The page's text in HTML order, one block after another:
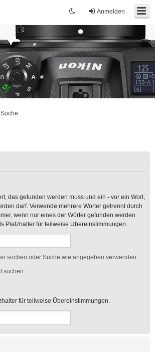
Anmelden
Suche
das gefunden werden muss und ein - vor ein Wort,
darf. Verwende mehrere Wörter getrennt durch
wenn nur eines der Wörter gefunden werden
Platzhalter für teilweise Übereinstimmungen.
suchen oder Suche wie angegeben verwenden
suchen
für teilweise Übereinstimmungen.